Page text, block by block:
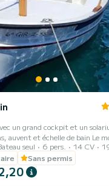
un grand cockpit et un
auvent et échelle de bain Le
incroyable. Il n'est
nautique.
seul 6 pers. 14 CV
Sans permis